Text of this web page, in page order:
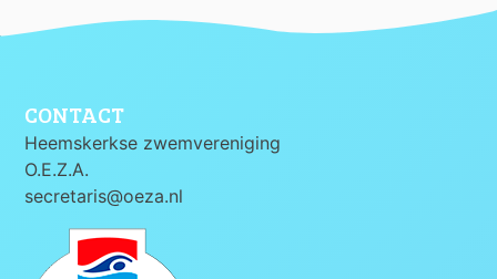
CONTACT
Heemskerkse zwemvereniging
O.E.Z.A.
secretaris@oeza.nl